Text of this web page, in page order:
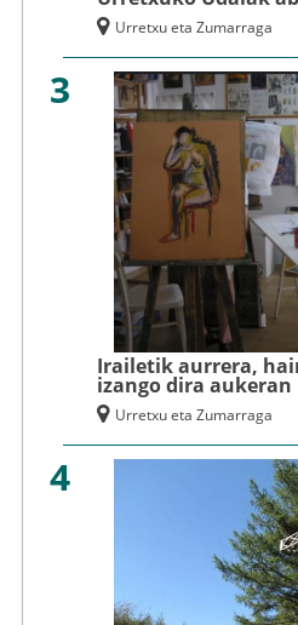
Urretxu eta Zumarraga
3
Irailetik aurrera,
izango dira
Urretxu eta Zumarraga
4